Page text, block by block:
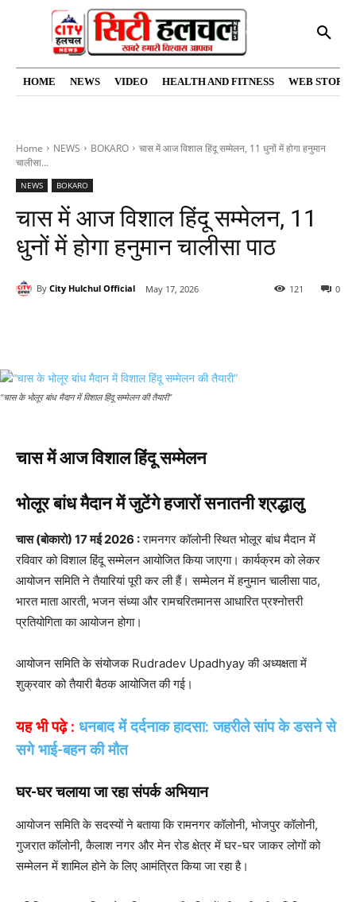
HOME NEWS VIDEO HEALTH AND FITNESS WEB
Home NEWS BOKARO
चास में आज विशाल हिंदू सम्मेलन, 11 धुनों में होगा हनुमान
चालीसा...
NEWS BOKARO
चास में आज विशाल हिंदू सम्मेलन, 11
धुनों में होगा हनुमान चालीसा पाठ
By City Hulchul Official May 17, 2026 0
121
“चास के भोलूर बांध मैदान में विशाल हिंदू सम्मेलन की तैयारी”
चास में आज विशाल हिंदू सम्मेलन
भोलूर बांध मैदान में जुटेंगे हजारों सनातनी श्रद्धालु
चास (बोकारो) 17 मई 2026 :रामनगर कॉलोनी स्थित भोलूर बांध मैदान में
रविवार को विशाल हिंदू सम्मेलन आयोजित किया जाएगा। कार्यक्रम को लेकर
आयोजन समिति ने तैयारियां पूरी कर ली हैं। सम्मेलन में हनुमान चालीसा पाठ,
भारत माता आरती, भजन संध्या और रामचरितमानस आधारित प्रश्नोत्तरी
प्रतियोगिता का आयोजन होगा।
आयोजन समिति के संयोजक Rudradev Upadhyayकी अध्यक्षता में
शुक्रवार को तैयारी बैठक आयोजित की गई।
यह भी पढ़े : धनबाद में दर्दनाक हादसा: जहरीले सांप के डसने से
सगे भाई-बहन की मौत
घर-घर चलाया जा रहा संपर्क अभियान
आयोजन समिति के सदस्यों ने बताया कि रामनगर कॉलोनी, भोजपुर कॉलोनी,
गुजरात कॉलोनी, कैलाश नगर और मेन रोड क्षेत्र में घर-घर जाकर लोगों को
सम्मेलन में शामिल होने के लिए आमंत्रित किया जा रहा है।